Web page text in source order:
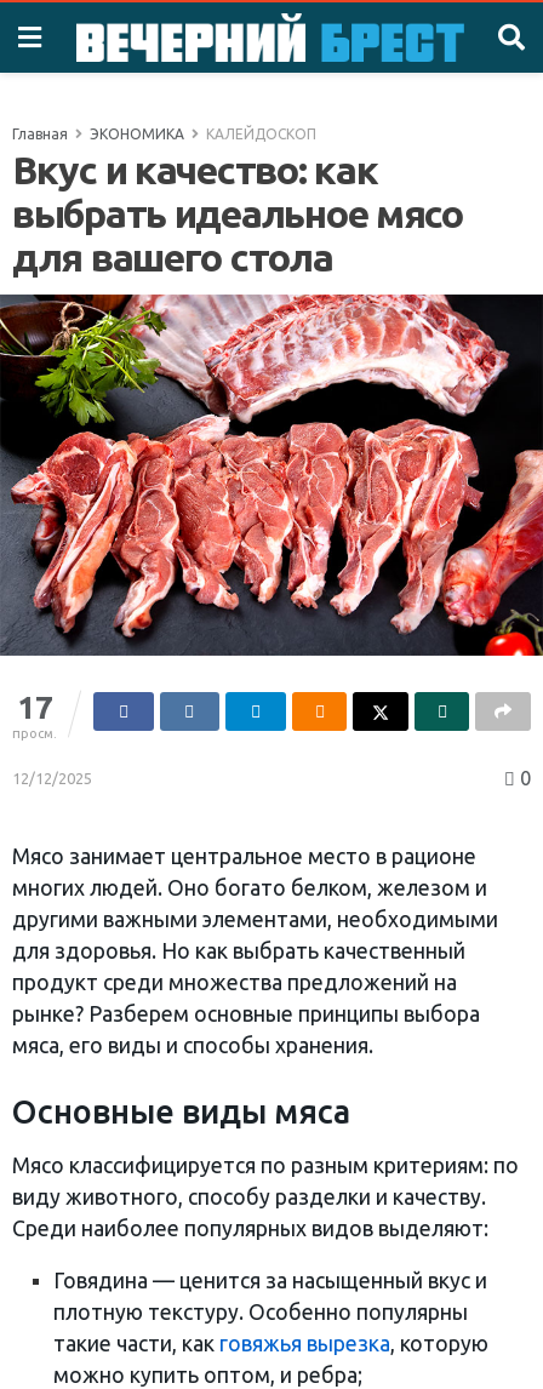
Главная ЭКОНОМИКА КАЛЕЙДОСКОП
Вкус и качество: как
выбрать идеальное мясо
для вашего стола
17
просм.
12/12/2025 0
Мясо занимает центральное место в рационе
многих людей. Оно богато белком, железом и
другими важными элементами, необходимыми
для здоровья. Но как выбрать качественный
продукт среди множества предложений на
рынке? Разберем основные принципы выбора
мяса, его виды и способы хранения.
Основные виды мяса
Мясо классифицируется по разным критериям: по
виду животного, способу разделки и качеству.
Среди наиболее популярных видов выделяют:
Говядина — ценится за насыщенный вкус и
плотную текстуру. Особенно популярны
такие части, как говяжья вырезка, которую
можно купить оптом, и ребра;